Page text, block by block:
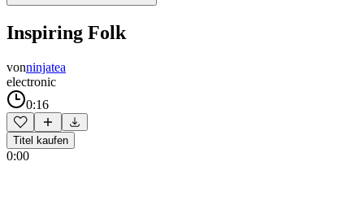
Inspiring Folk
vonninjatea
electronic
0:16
Titel kaufen
0:00